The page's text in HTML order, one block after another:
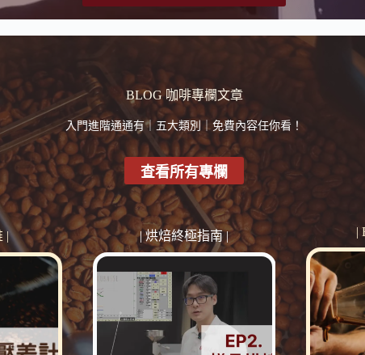
BLOG 咖啡專欄文章
入門進階通通有｜五大類別｜免費內容任你看！
查看所有專欄
| | 烘焙終極指南 | |